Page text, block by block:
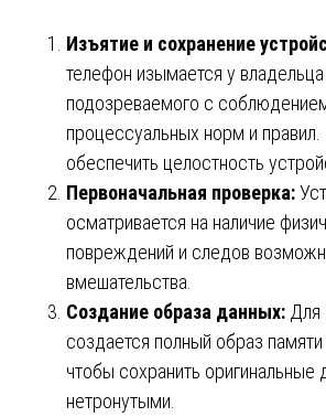
Изъятие и сохранение
телефон изымается у владельца
подозреваемого с
процессуальных норм и
обеспечить целостность
Первоначальная проверка:
осматривается на наличие
повреждений и следов
вмешательства.
Создание образа данных: Для
создается полный образ памяти
чтобы сохранить оригинальные
нетронутыми.